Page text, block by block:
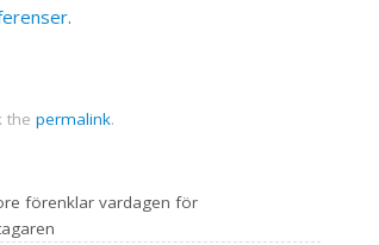
.
the permalink.
förenklar vardagen för